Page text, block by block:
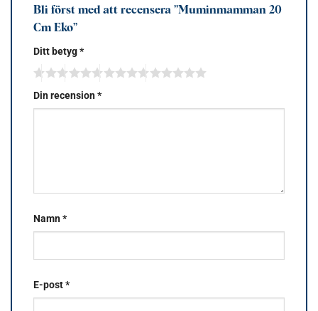
Bli först med att recensera ”Muminmamman 20
Cm Eko”
Ditt betyg*
Din recension*
Namn*
E-post*